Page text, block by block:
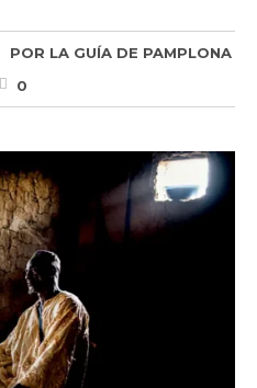
POR LA GUÍA DE PAMPLONA
0